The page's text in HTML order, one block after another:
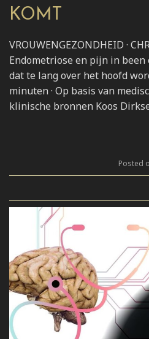
KOMT
VROUWENGEZONDHEID ·
Endometriose en pijn in
dat te lang over het hoofd
minuten · Op basis van
klinische bronnen Koos
Posted